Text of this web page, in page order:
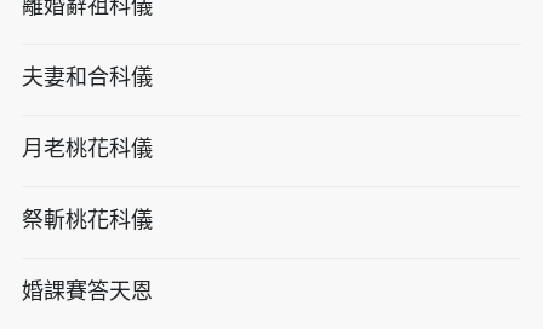
離婚辭祖科儀
夫妻和合科儀
月老桃花科儀
祭斬桃花科儀
婚課賽答天恩